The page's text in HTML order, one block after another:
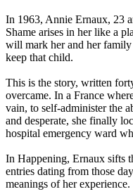
In 1963, Annie Ernaux, 23
Shame arises in her like a
will mark her and her family
keep that child.
This is the story, written
overcame. In a France
vain, to self-administer the
and desperate, she finally
hospital emergency ward
In Happening, Ernaux sifts
entries dating from those
meanings of her experience.